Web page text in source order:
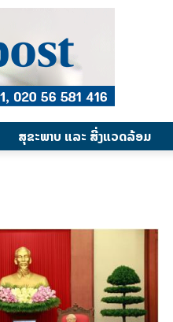
ສຸຂະພາບ ແລະ ສີ່ງແວດລ້ອມ